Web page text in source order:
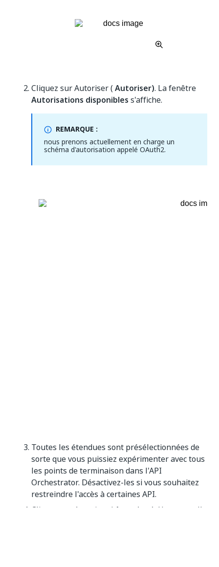
Cliquez sur Autoriser (Autoriser). La fenêtre
Autorisations disponibles s'affiche.
REMARQUE :
nous prenons actuellement en charge un
schéma d'autorisation appelé OAuth2.
Toutes les étendues sont présélectionnées de
sorte que vous puissiez expérimenter avec tous
les points de terminaison dans l'API
Orchestrator. Désactivez-les si vous souhaitez
restreindre l'accès à certaines API.
Cliquez sur Autoriser ( Autoriser) . Une nouvelle